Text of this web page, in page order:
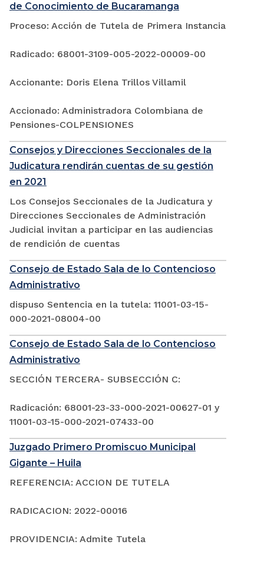
de Conocimiento de Bucaramanga
Proceso: Acción de Tutela de Primera Instancia
Radicado: 68001-3109-005-2022-00009-00
Accionante: Doris Elena Trillos Villamil
Accionado: Administradora Colombiana de
Pensiones-COLPENSIONES
Consejos y Direcciones Seccionales de la
Judicatura rendirán cuentas de su gestión
en 2021
Los Consejos Seccionales de la Judicatura y
Direcciones Seccionales de Administración
Judicial invitan a participar en las audiencias
de rendición de cuentas
Consejo de Estado Sala de lo Contencioso
Administrativo
dispuso Sentencia en la tutela: 11001-03-15-
000-2021-08004-00
Consejo de Estado Sala de lo Contencioso
Administrativo
SECCIÓN TERCERA- SUBSECCIÓN C:
Radicación: 68001-23-33-000-2021-00627-01 y
11001-03-15-000-2021-07433-00
Juzgado Primero Promiscuo Municipal
Gigante – Huila
REFERENCIA: ACCION DE TUTELA
RADICACION: 2022-00016
PROVIDENCIA: Admite Tutela